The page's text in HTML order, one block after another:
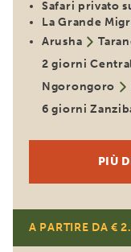
Safari privato
La Grande
Arusha
2 giorni
Ngorongoro
6 giorni
PIÙ
A PARTIRE DA €